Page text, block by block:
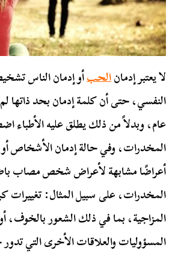
لا يعتبر إدمانالحبأو إدمان الناس
النفسي، حتى أن كلمة إدمان بحد ذاتها
عام، وبدلاً من ذلك يطلق عليه الأطباء
المخدرات، وفي حالة إدمان الأشخاص أو
أعراضًا مشابهة لأعراض شخص مصاب
المخدرات، على سبيل المثال: تغييرات
المزاجية، بما في ذلك الشعور بالخوف،
المسؤوليات والعلاقات الأخرى التي